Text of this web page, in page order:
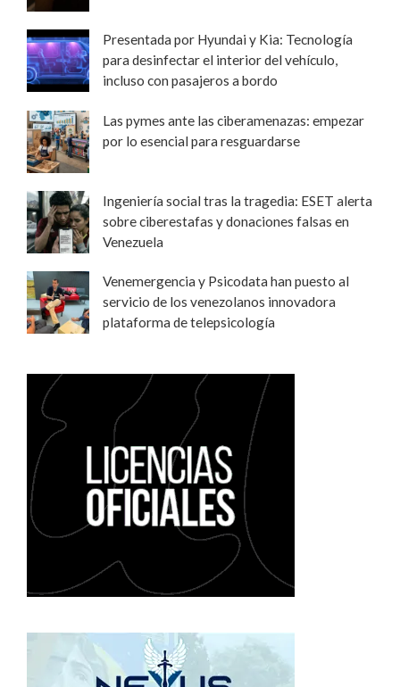
Presentada por Hyundai y Kia: Tecnología
para desinfectar el interior del vehículo,
incluso con pasajeros a bordo
Las pymes ante las ciberamenazas: empezar
por lo esencial para resguardarse
Ingeniería social tras la tragedia: ESET alerta
sobre ciberestafas y donaciones falsas en
Venezuela
Venemergencia y Psicodata han puesto al
servicio de los venezolanos innovadora
plataforma de telepsicología